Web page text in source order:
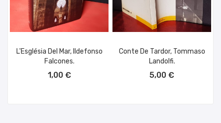
L'Església Del Mar, Ildefonso
Falcones.
1,00 €
Conte De Tardor, Tommaso
Landolfi.
5,00 €